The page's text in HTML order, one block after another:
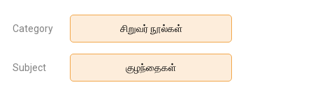
Category சிறுவர் நூல்கள்
Subject குழந்தைகள்